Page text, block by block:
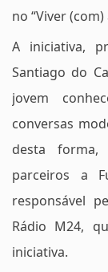
no “Viver (com)
A iniciativa,
Santiago do
jovem
conversas
desta forma,
parceiros a
responsável
Rádio M24,
iniciativa.